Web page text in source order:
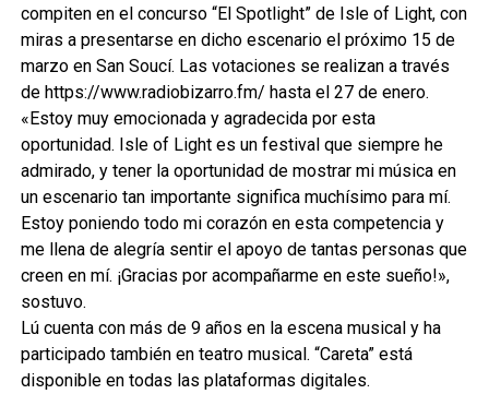
compiten en el concurso “El Spotlight” de Isle of Light, con
miras a presentarse en dicho escenario el próximo 15 de
marzo en San Soucí. Las votaciones se realizan a través
de https://www.radiobizarro.fm/ hasta el 27 de enero.
«Estoy muy emocionada y agradecida por esta
oportunidad. Isle of Light es un festival que siempre he
admirado, y tener la oportunidad de mostrar mi música en
un escenario tan importante significa muchísimo para mí.
Estoy poniendo todo mi corazón en esta competencia y
me llena de alegría sentir el apoyo de tantas personas que
creen en mí. ¡Gracias por acompañarme en este sueño!»,
sostuvo.
Lú cuenta con más de 9 años en la escena musical y ha
participado también en teatro musical. “Careta” está
disponible en todas las plataformas digitales.